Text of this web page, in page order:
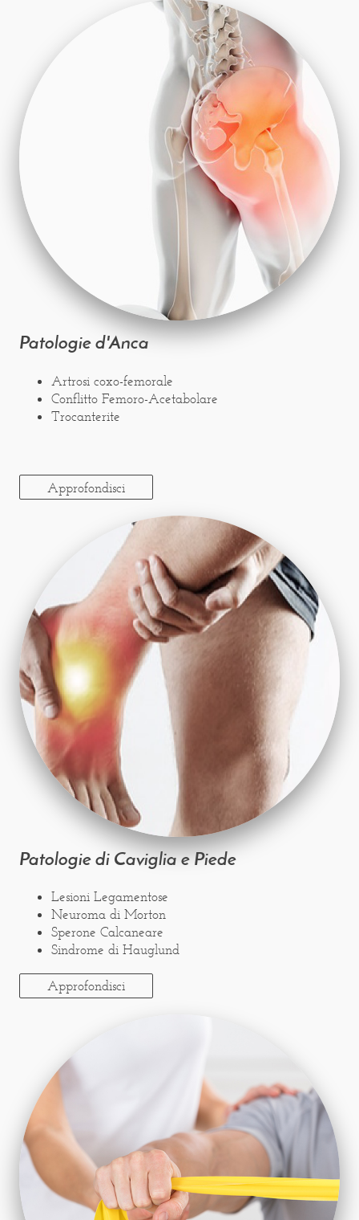
Patologie d'Anca
Artrosi coxo-femorale
Conflitto Femoro-Acetabolare
Trocanterite
Approfondisci
Patologie di Caviglia e Piede
Lesioni Legamentose
Neuroma di Morton
Sperone Calcaneare
Sindrome di Hauglund
Approfondisci